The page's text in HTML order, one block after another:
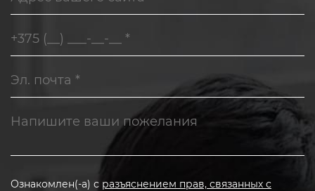
Ознакомлен(-а) с разъяснением прав, связанных с